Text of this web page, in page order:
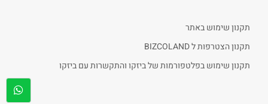
תקנון שימוש באתר
תקנון הצטרפות ל BIZCOLAND
תקנון שימוש בפלטפורמות של ביזקו והתקשרות עם ביזקו